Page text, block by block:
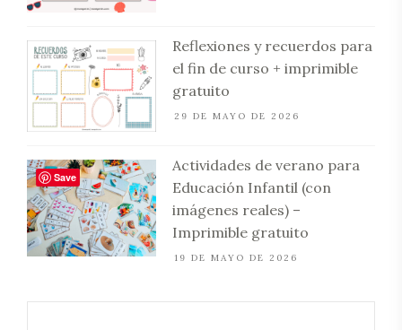
Reflexiones y recuerdos para
el fin de curso + imprimible
gratuito
29 DE MAYO DE 2026
Actividades de verano para
Educación Infantil (con
imágenes reales) –
Imprimible gratuito
19 DE MAYO DE 2026
Save